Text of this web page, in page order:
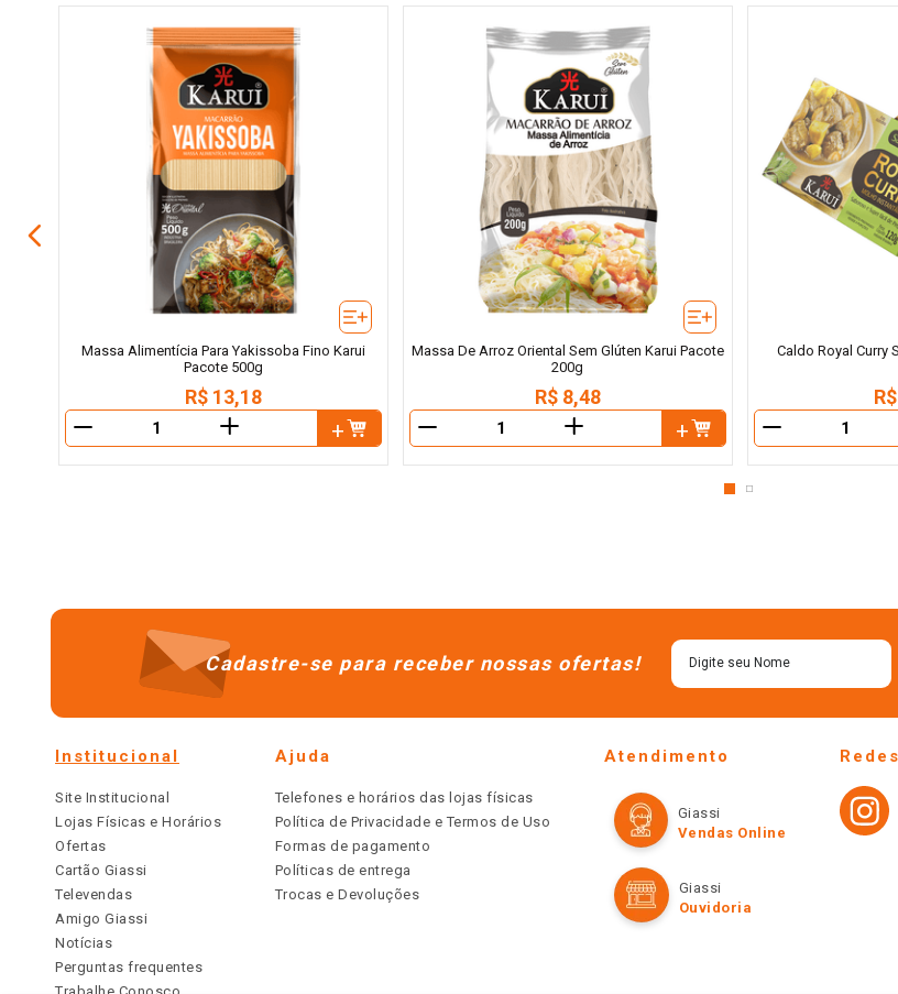
Massa Alimentícia Para Yakissoba Fino Karui
Pacote 500g
R$ 13,18
＋
Massa De Arroz Oriental Sem Glúten Karui Pacote
200g
R$ 8,48
＋
Caldo Royal Curry
R$
Cadastre-se para receber nossas ofertas!
Institucional
Site Institucional
Lojas Físicas e Horários
Ofertas
Cartão Giassi
Televendas
Amigo Giassi
Notícias
Perguntas frequentes
Ajuda
Telefones e horários das lojas físicas
Política de Privacidade e Termos de Uso
Formas de pagamento
Políticas de entrega
Trocas e Devoluções
Atendimento
Giassi
Vendas Online
Giassi
Ouvidoria